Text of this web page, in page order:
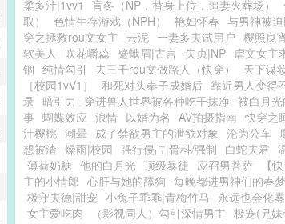
柔多汁|1vv1
盲冬（NP，替身上位，追妻火葬场）
取）
色情生存游戏（NPH） 艳妇怀春 与男神被
穿之拯救rou文女主 云泥 一妻多夫试用户 樱照良
软美人
吹花嚼蕊 蹙蛾眉|古言 失贞|NP 虐文女主
锢 纯情勾引 去三千rou文做路人（快穿） 天下谋
［校园1vV1］
和死对头奉子成婚后 靠近男人变得
录 暗引力 穿进兽人世界被各种吃干抹净 被白月
事 蝴蝶效应 浪情 以婚为名 AV拍摄指南 快穿之
汁樱桃 潮晕 成了禁欲男主的泄欲对象 沦为公车
想被渣 燥雨|校园 强行侵占|骨科/强制 白蛇夫君
薄荷奶糖 他的白月光 顶级暴徒 应召男菩萨 【
主的小情郎 心肝与她的舔狗 每晚都进男神们的春梦
极守夫德|甜宠 小兔子乖乖|青梅竹马 永远也会化雾
女主爱吃肉
（影视同人）勾引深情男主 极宠(兄